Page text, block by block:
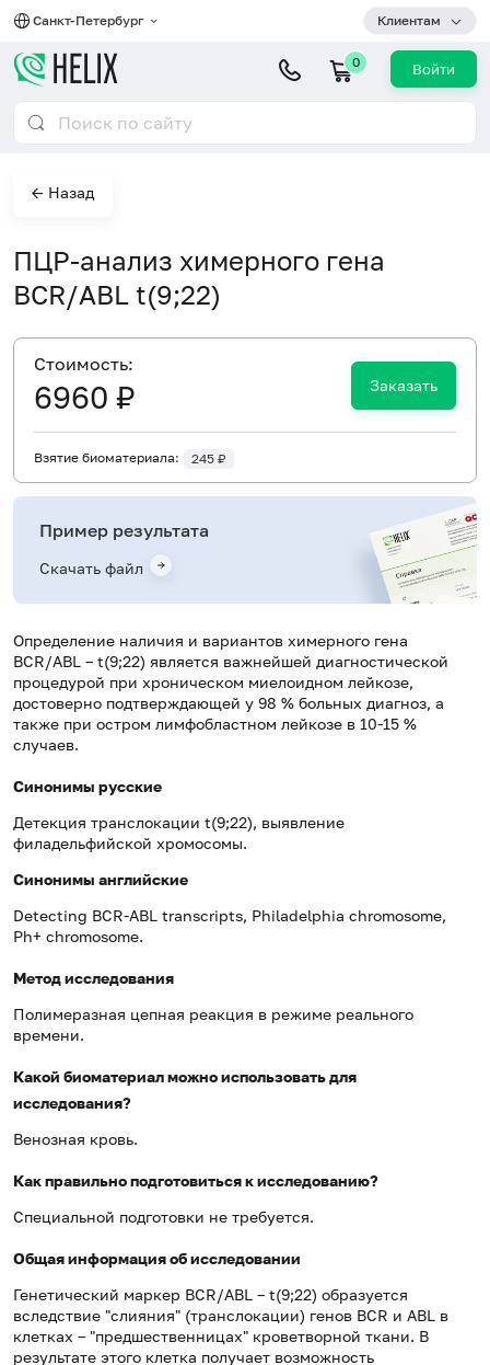
Санкт-Петербург Клиентам
0 Войти
← Назад
ПЦР-анализ химерного гена
BCR/ABL t(9;22)
Определение наличия и вариантов химерного гена
BCR/ABL – t(9;22) является важнейшей диагностической
процедурой при хроническом миелоидном лейкозе,
достоверно подтверждающей у 98 % больных диагноз, а
также при остром лимфобластном лейкозе в 10-15 %
случаев.
Синонимы русские
Детекция транслокации t(9;22), выявление
филадельфийской хромосомы.
Синонимы английские
Detecting BCR-ABL transcripts, Philadelphia chromosome,
Ph+ chromosome.
Метод исследования
Полимеразная цепная реакция в режиме реального
времени.
Какой биоматериал можно использовать для
исследования?
Венозная кровь.
Как правильно подготовиться к исследованию?
Специальной подготовки не требуется.
Общая информация об исследовании
Генетический маркер BCR/ABL – t(9;22) образуется
вследствие "слияния" (транслокации) генов BCR и ABL в
клетках – "предшественницах" кроветворной ткани. В
результате этого клетка получает возможность
Cтоимость:
6960 ₽ Заказать
Взятие биоматериала: 245 ₽
Пример результата
Скачать файл